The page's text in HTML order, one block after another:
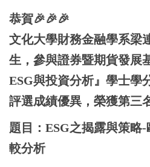
恭賀🎉🎉🎉
文化大學財務金融學系梁
生，參與證券暨期貨發展
ESG與投資分析』學士學
評選成績優異，榮獲第三
題目：ESG之揭露與策略
較分析